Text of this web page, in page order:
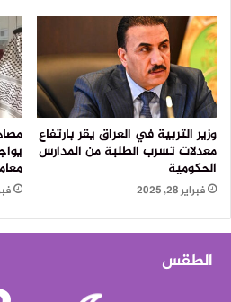
وزير التربية في العراق يقر بارتفاع
معدلات تسرب الطلبة من المدارس
الحكومية
فبراير 28, 2025
الطقس